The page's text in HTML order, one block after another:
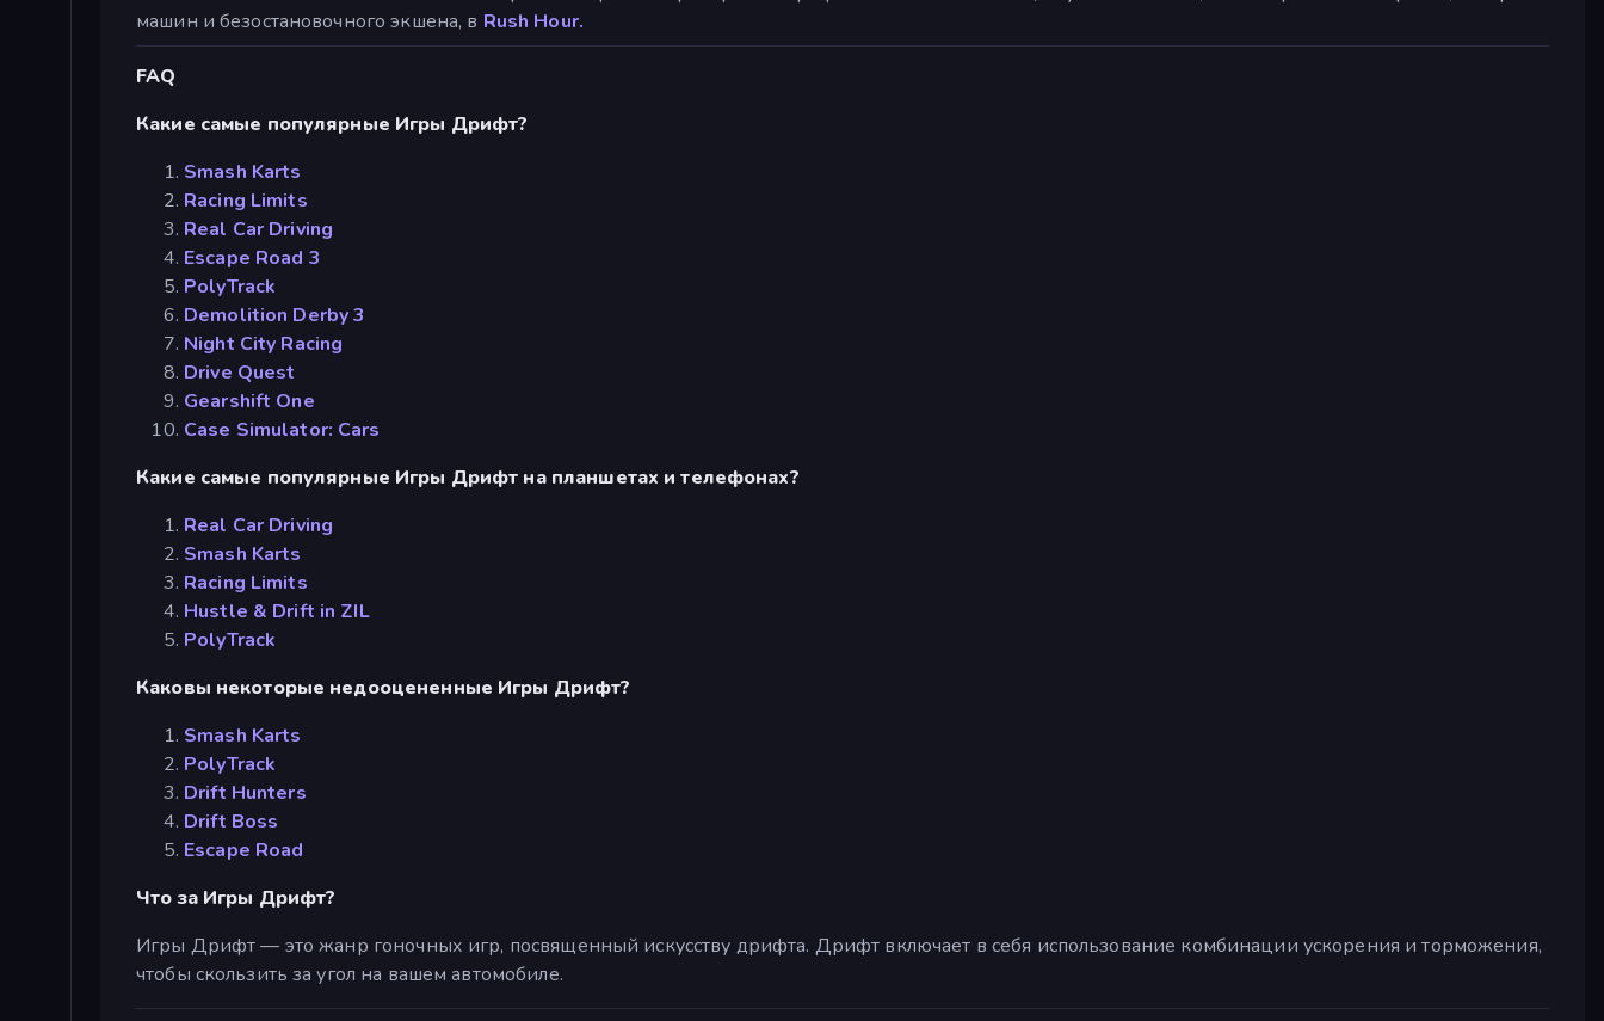
машин и безостановочного экшена, в Rush Hour.
FAQ
Какие самые популярные Игры Дрифт?
Smash Karts
Racing Limits
Real Car Driving
Escape Road 3
PolyTrack
Demolition Derby 3
Night City Racing
Drive Quest
Gearshift One
Case Simulator: Cars
Какие самые популярные Игры Дрифт на планшетах и телефонах?
Real Car Driving
Smash Karts
Racing Limits
Hustle & Drift in ZIL
PolyTrack
Каковы некоторые недооцененные Игры Дрифт?
Smash Karts
PolyTrack
Drift Hunters
Drift Boss
Escape Road
Что за Игры Дрифт?
Игры Дрифт — это жанр гоночных игр, посвященный искусству дрифта. Дрифт включает в себя использование комбинации ускорения и торможения,
чтобы скользить за угол на вашем автомобиле.